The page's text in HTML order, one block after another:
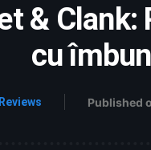
&
cu
Reviews Published